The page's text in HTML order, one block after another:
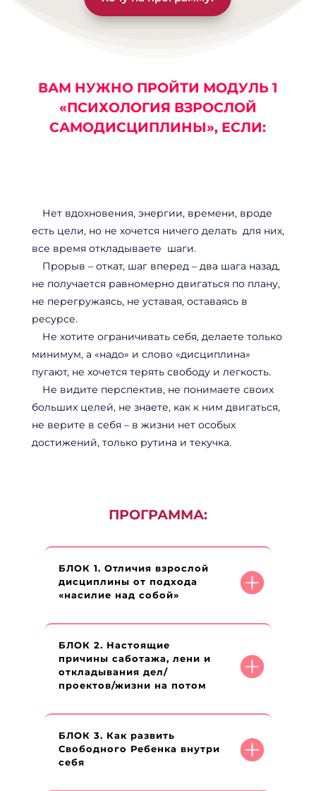
ВАМ НУЖНО ПРОЙТИ МОДУЛЬ 1
«ПСИХОЛОГИЯ ВЗРОСЛОЙ
САМОДИСЦИПЛИНЫ», ЕСЛИ:
Нет вдохновения, энергии, времени, вроде
есть цели, но не хочется ничего делать для них,
все время откладываете шаги.
Прорыв – откат, шаг вперед – два шага назад,
не получается равномерно двигаться по плану,
не перегружаясь, не уставая, оставаясь в
ресурсе.
Не хотите ограничивать себя, делаете только
минимум, а «надо» и слово «дисциплина»
пугают, не хочется терять свободу и легкость.
Не видите перспектив, не понимаете своих
больших целей, не знаете, как к ним двигаться,
не верите в себя – в жизни нет особых
достижений, только рутина и текучка.
ПРОГРАММА:
БЛОК 1. Отличия взрослой
дисциплины от подхода
«насилие над собой»
БЛОК 2. Настоящие
причины саботажа, лени и
откладывания дел/
проектов/жизни на потом
БЛОК 3. Как развить
Свободного Ребенка внутри
себя